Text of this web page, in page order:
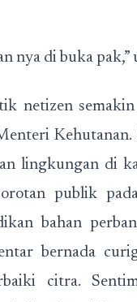
nya di buka pak,”
netizen
lingkungan di
publik
bahan
bernada
citra.